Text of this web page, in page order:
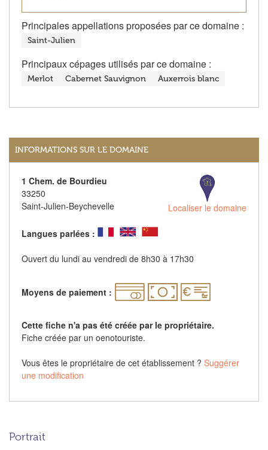
Principales appellations proposées par ce domaine :
Saint-Julien
Principaux cépages utilisés par ce domaine :
Merlot Cabernet Sauvignon Auxerrois blanc
INFORMATIONS SUR LE DOMAINE
1 Chem. de Bourdieu
33250
Saint-Julien-Beychevelle
Localiser le domaine
Langues parlées :
Ouvert du lundi au vendredi de 8h30 à 17h30
Moyens de paiement :
Cette fiche n'a pas été créée par le propriétaire.
Fiche créée par un oenotouriste.
Vous êtes le propriétaire de cet établissement ? Suggérer
une modification
Portrait